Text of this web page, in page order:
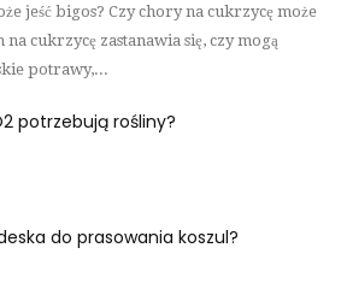
jeść bigos? Czy chory na cukrzycę może
cukrzycę zastanawia się, czy mogą
potrawy,...
potrzebują rośliny?
do prasowania koszul?